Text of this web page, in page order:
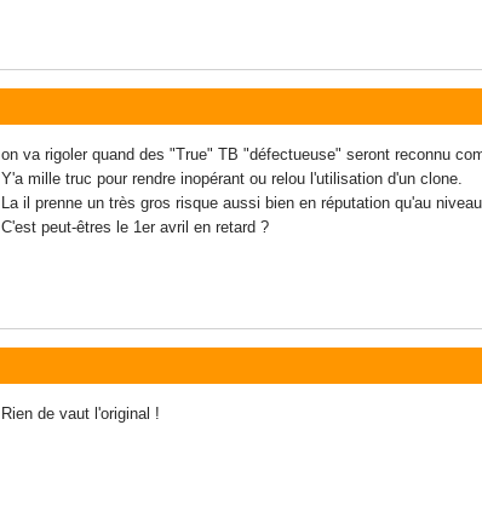
on va rigoler quand des "True" TB "défectueuse" seront reconnu
Y'a mille truc pour rendre inopérant ou relou l'utilisation d'un clone.
La il prenne un très gros risque aussi bien en réputation qu'au
C'est peut-êtres le 1er avril en retard ?
Rien de vaut l'original !